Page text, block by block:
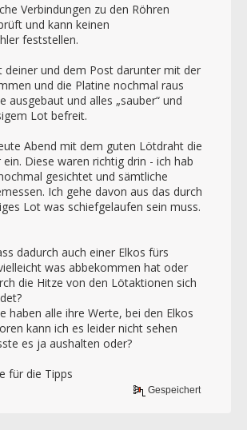
Verbindungen zu den Röhren
und kann keinen
feststellen.
deiner und dem Post darunter mit der
und die Platine nochmal raus
ausgebaut und alles „sauber“ und
Lot befreit.
Abend mit dem guten Lötdraht die
Diese waren richtig drin - ich hab
gesichtet und sämtliche
Ich gehe davon aus das durch
Lot was schiefgelaufen sein muss.
dadurch auch einer Elkos fürs
was abbekommen hat oder
die Hitze von den Lötaktionen sich
haben alle ihre Werte, bei den Elkos
kann ich es leider nicht sehen
es ja aushalten oder?
für die Tipps
Gespeichert